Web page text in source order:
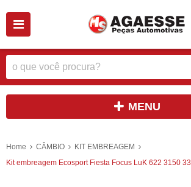
MENU
Home CÂMBIO
KIT EMBREAGEM
Kit embreagem Ecosport Fiesta Focus LuK 622 3150 33